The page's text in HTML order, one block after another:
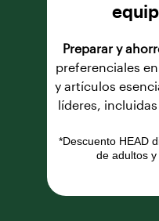
Preparar y
preferenciales
y artículos
líderes,
*Descuento HEAD
de adultos y